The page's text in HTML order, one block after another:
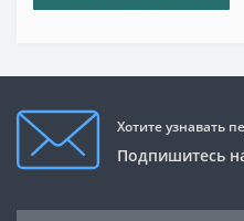
Хотите узнавать
Подпишитесь